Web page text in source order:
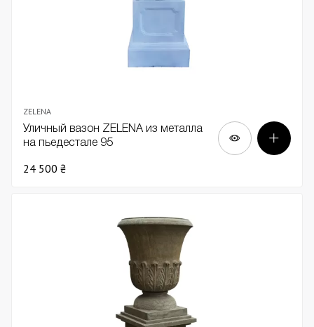
ZELENA
Уличный вазон ZELENA из металла
на пьедестале 95
24 500 ₴